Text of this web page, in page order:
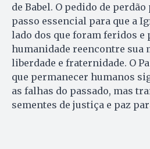
de Babel. O pedido de
passo essencial para que a
lado dos que foram feridos e
humanidade reencontre sua
liberdade e fraternidade. O
que permanecer humanos
as falhas do passado, mas
sementes de justiça e paz